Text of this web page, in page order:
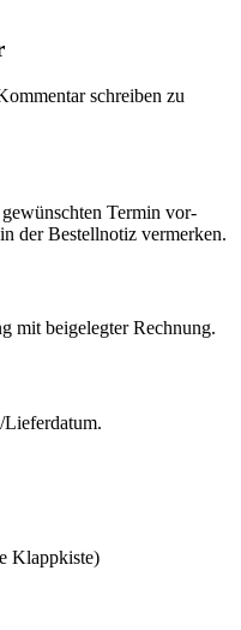
schreiben zu
gewün­scht­en Ter­min vor­
der Bestell­no­tiz ver­merken.
mit beigelegter Rech­nung.
Liefer­da­tum.
Klapp­kiste)